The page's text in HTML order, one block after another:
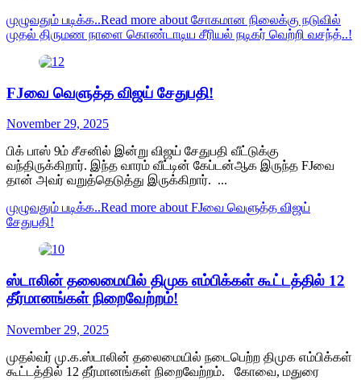
முழுவதும் படிக்க..Read more about சோகமான நிலைக்கு நடுவில்
முதல் திருமண நாளை கொண்டாடிய சீரியல் நடிகர் வெற்றி வசந்த்..!
FJவை வெளுத்த விஜய் சேதுபதி!
November 29, 2025
பிக் பாஸ் 9ம் சீசனில் இன்று விஜய் சேதுபதி வீட்டுக்கு
வந்திருக்கிறார். இந்த வாரம் வீட்டின் கேப்டன்ஆக இருந்த FJவை
தான் அவர் வறுத்தெடுத்து இருக்கிறார். ...
முழுவதும் படிக்க..Read more about FJவை வெளுத்த விஜய்
சேதுபதி!
ஸ்டாலின் தலைமையில் திமுக எம்பிக்கள் கூட்டத்தில் 12
தீர்மானங்கள் நிறைவேற்றம்!
November 29, 2025
முதல்வர் மு.க.ஸ்டாலின் தலைமையில் நடைபெற்ற திமுக எம்பிக்கள்
கூட்டத்தில் 12 தீர்மானங்கள் நிறைவேற்றம். கோவை, மதுரை